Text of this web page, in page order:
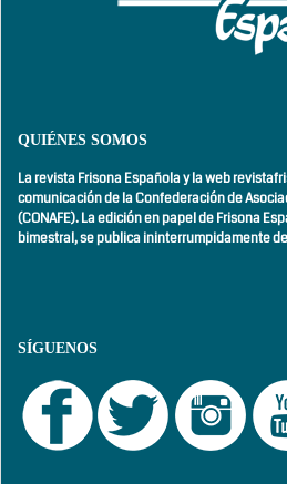
QUIÉNES SOMOS
La revista Frisona Española y la web
comunicación de la Confederación de
(CONAFE). La edición en papel de Frisona
bimestral,se publica ininterrumpidamente
SÍGUENOS